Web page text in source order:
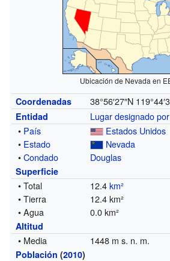
Ubicación de Nevada en
Coordenadas 38°56′27″N
Entidad
Lugar designado
• País
Estados Unidos
• Estado
Nevada
•Condado Douglas
Superficie
• Total 12.4km²
• Tierra
12.4 km²
• Agua
0.0 km²
Altitud
• Media 1448 m s. n. m.
Población (2010)